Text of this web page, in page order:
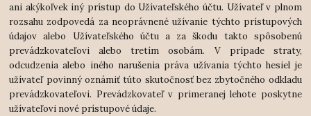
ani akýkoľvek iný prístup do Užívateľského účtu. Užívateľ v plnom
rozsahu zodpovedá za neoprávnené užívanie týchto prístupových
údajov alebo Užívateľského účtu a za škodu takto spôsobenú
prevádzkovateľovi alebo tretím osobám. V prípade straty,
odcudzenia alebo iného narušenia práva užívania týchto hesiel je
užívateľ povinný oznámiť túto skutočnosť bez zbytočného odkladu
prevádzkovateľovi. Prevádzkovateľ v primeranej lehote poskytne
užívateľovi nové prístupové údaje.